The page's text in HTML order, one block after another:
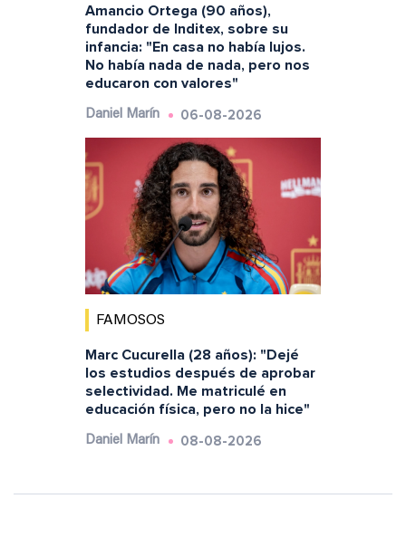
Amancio Ortega (90 años),
fundador de Inditex, sobre su
infancia: "En casa no había lujos.
No había nada de nada, pero nos
educaron con valores"
Daniel Marín 06-08-2026
FAMOSOS
Marc Cucurella (28 años): "Dejé
los estudios después de aprobar
selectividad. Me matriculé en
educación física, pero no la hice"
Daniel Marín 08-08-2026